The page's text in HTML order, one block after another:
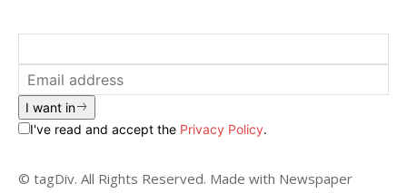
I want in
I've read and accept the Privacy Policy.
© tagDiv. All Rights Reserved. Made with Newspaper